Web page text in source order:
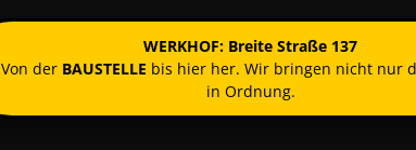
WERKHOF: Breite Straße 137
Von der BAUSTELLE bis hier her. Wir bringen nicht nur
in Ordnung.